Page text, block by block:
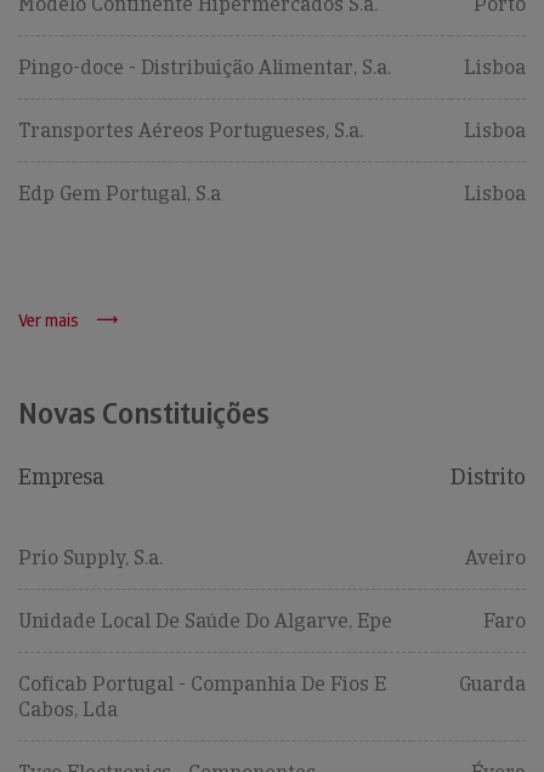
Pingo-doce - Distribuição Alimentar, S.a. Lisboa
Transportes Aéreos Portugueses, S.a. Lisboa
Edp Gem Portugal, S.a Lisboa
Ver mais
Novas Constituições
Empresa Distrito
Prio Supply, S.a. Aveiro
Unidade Local De Saúde Do Algarve, Epe Faro
Coficab Portugal - Companhia De Fios E
Cabos, Lda
Guarda